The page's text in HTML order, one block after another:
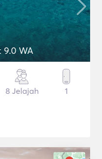
9.0 WA
8 Jelajah 1